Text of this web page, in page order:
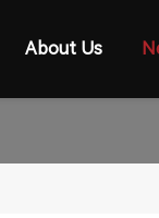
About Us